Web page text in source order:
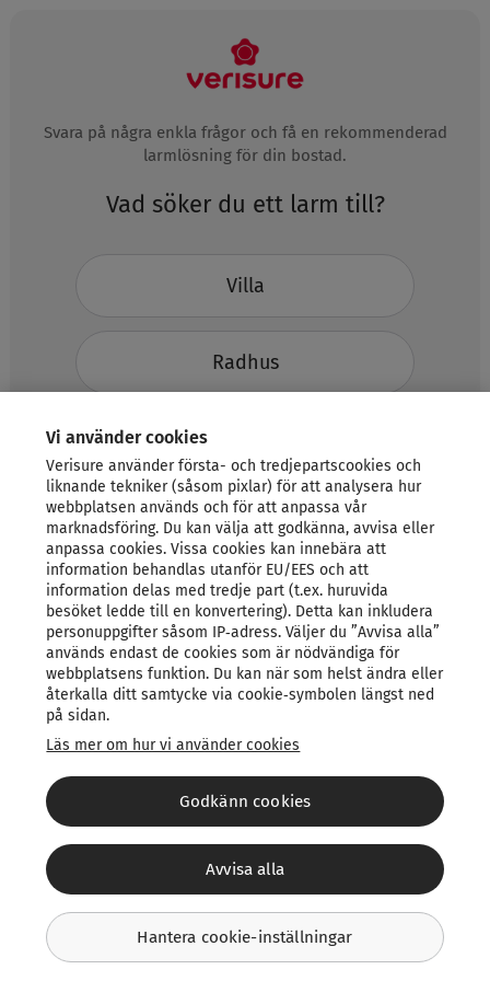
Svara på några enkla frågor och få en rekommenderad
larmlösning för din bostad.
Vad söker du ett larm till?
Villa
Radhus
Lägenhet
Företag
1 /5
2026VerisureIntegritetspolicyCookies
Vi använder cookies
Verisure använder första- och tredjepartscookies och
liknande tekniker (såsom pixlar) för att analysera hur
webbplatsen används och för att anpassa vår
marknadsföring. Du kan välja att godkänna, avvisa eller
anpassa cookies. Vissa cookies kan innebära att
information behandlas utanför EU/EES och att
information delas med tredje part (t.ex. huruvida
besöket ledde till en konvertering). Detta kan inkludera
personuppgifter såsom IP‑adress. Väljer du ”Avvisa alla”
används endast de cookies som är nödvändiga för
webbplatsens funktion. Du kan när som helst ändra eller
återkalla ditt samtycke via cookie‑symbolen längst ned
på sidan.
Läs mer om hur vi använder cookies
Hantera cookie-inställningar
Avvisa alla
Godkänn cookies